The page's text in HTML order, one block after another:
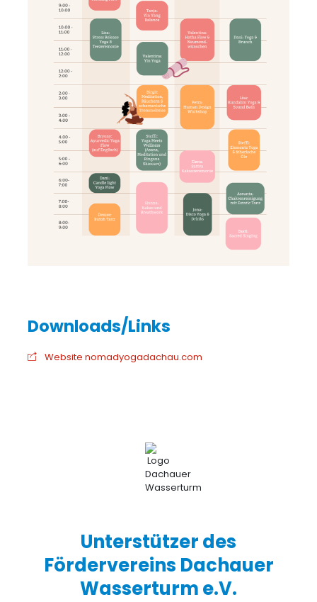
Website nomadyogadachau.com
Unterstützer des
Fördervereins Dachauer
Wasserturm e.V.